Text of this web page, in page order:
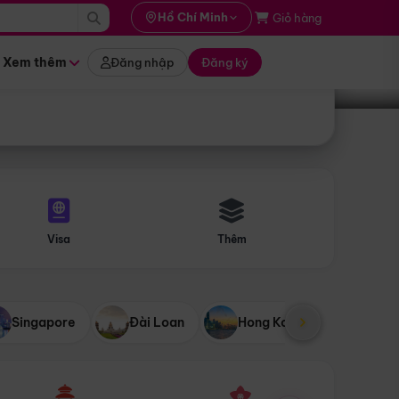
Hồ Chí Minh Giỏ hàng
Xem thêm Đăng nhập Đăng ký
Tìm tour
Visa Thêm
Singapore Đài Loan Hong Kong